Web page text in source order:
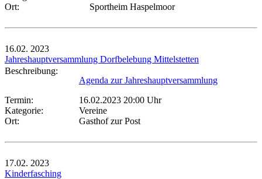
Ort:
Sportheim Haspelmoor
16.02. 2023
Jahreshauptversammlung Dorfbelebung Mittelstetten
Beschreibung:
Agenda zur Jahreshauptversammlung
Termin:
16.02.2023 20:00 Uhr
Kategorie:
Vereine
Ort:
Gasthof zur Post
17.02. 2023
Kinderfasching